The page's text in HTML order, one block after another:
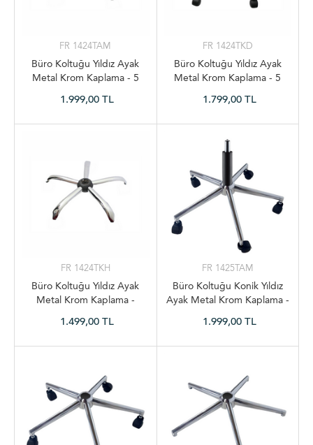
FR 1424TAM
Büro Koltuğu Yıldız Ayak
Metal Krom Kaplama - 5
1.999,00 TL
FR 1424TKD
Büro Koltuğu Yıldız Ayak
Metal Krom Kaplama - 5
1.799,00 TL
FR 1424TKH
Büro Koltuğu Yıldız Ayak
Metal Krom Kaplama -
1.499,00 TL
FR 1425TAM
Büro Koltuğu Konik Yıldız
Ayak Metal Krom Kaplama -
1.999,00 TL